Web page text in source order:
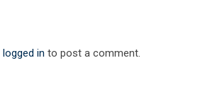
logged in to post a comment.